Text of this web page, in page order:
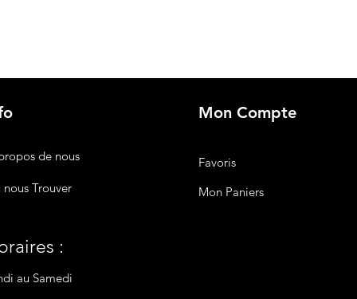
nous Trouver
:
au Samedi
de nous
Mon Compte
Favoris
Mon Paniers